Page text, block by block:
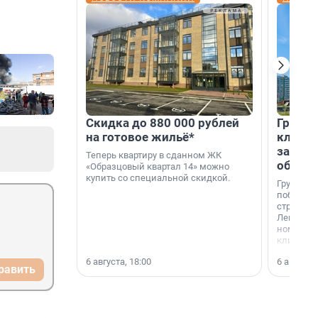
Скидка до 880 000 рублей
на готовое жильё*
Теперь квартиру в сданном ЖК
«Образцовый квартал 14» можно
купить со специальной скидкой.
6 августа, 18:00
Группа
области».
6